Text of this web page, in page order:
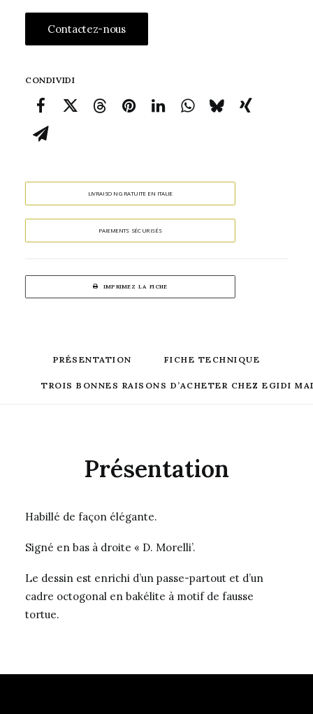
Contactez-nous
CONDIVIDI
LIVRAISON GRATUITE EN ITALIE
PAIEMENTS SÉCURISÉS
IMPRIMEZ LA FICHE
PRÉSENTATION FICHE TECHNIQUE
TROIS BONNES RAISONS D’ACHETER CHEZ EGIDI
Présentation
Habillé de façon élégante.
Signé en bas à droite « D. Morelli’.
Le dessin est enrichi d’un passe-partout et d’un
cadre octogonal en bakélite à motif de fausse
tortue.